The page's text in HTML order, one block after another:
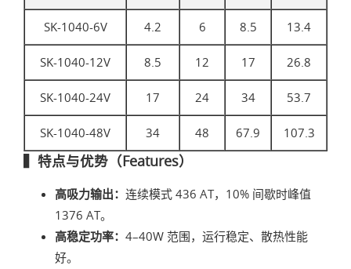
SK-1040-6V 4.2 6 8.5 13.4
SK-1040-12V 8.5 12 17 26.8
SK-1040-24V 17 24 34 53.7
SK-1040-48V 34 48 67.9 107.3
▍特点与优势（Features）
高吸力输出： 连续模式 436 AT，10% 间歇时峰值
1376 AT。
高稳定功率： 4–40W 范围，运行稳定、散热性能
好。